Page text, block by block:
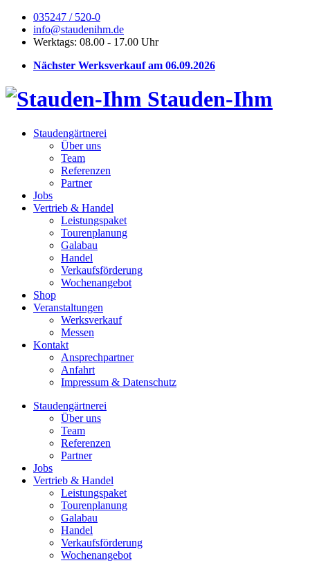
035247 / 520-0
info@staudenihm.de
Werktags: 08.00 - 17.00 Uhr
Nächster Werksverkauf am 06.09.2026
Stauden-Ihm
Staudengärtnerei
Über uns
Team
Referenzen
Partner
Jobs
Vertrieb & Handel
Leistungspaket
Tourenplanung
Galabau
Handel
Verkaufsförderung
Wochenangebot
Shop
Veranstaltungen
Werksverkauf
Messen
Kontakt
Ansprechpartner
Anfahrt
Impressum & Datenschutz
Staudengärtnerei
Über uns
Team
Referenzen
Partner
Jobs
Vertrieb & Handel
Leistungspaket
Tourenplanung
Galabau
Handel
Verkaufsförderung
Wochenangebot